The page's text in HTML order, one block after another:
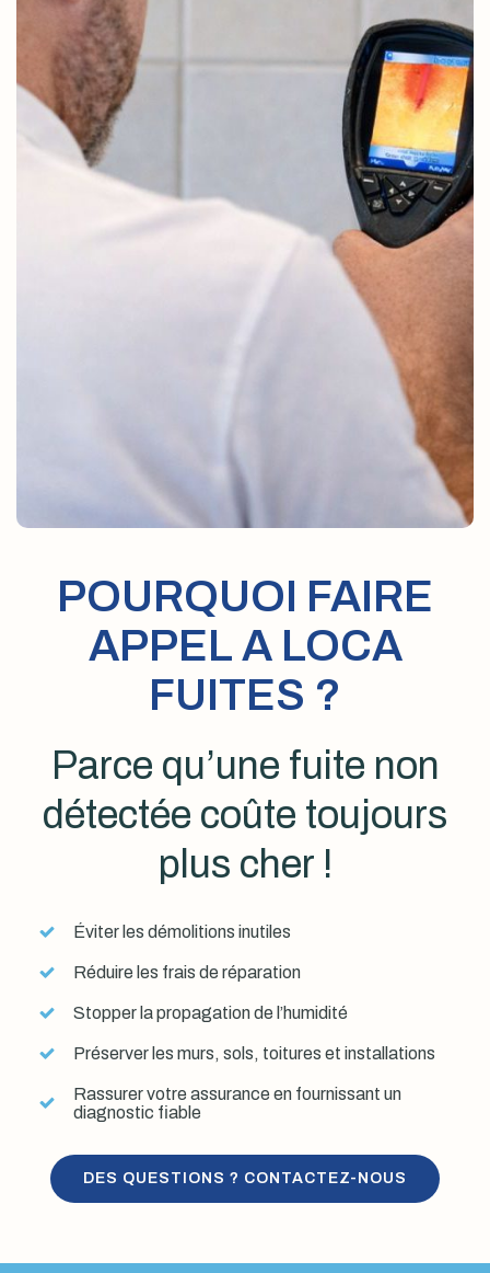
POURQUOI FAIRE
APPEL A LOCA
FUITES ?
Parce qu’une fuite non
détectée coûte toujours
plus cher !
Éviter les démolitions inutiles
Réduire les frais de réparation
Stopper la propagation de l’humidité
Préserver les murs, sols, toitures et installations
Rassurer votre assurance en fournissant un
diagnostic fiable
DES QUESTIONS ? CONTACTEZ-NOUS